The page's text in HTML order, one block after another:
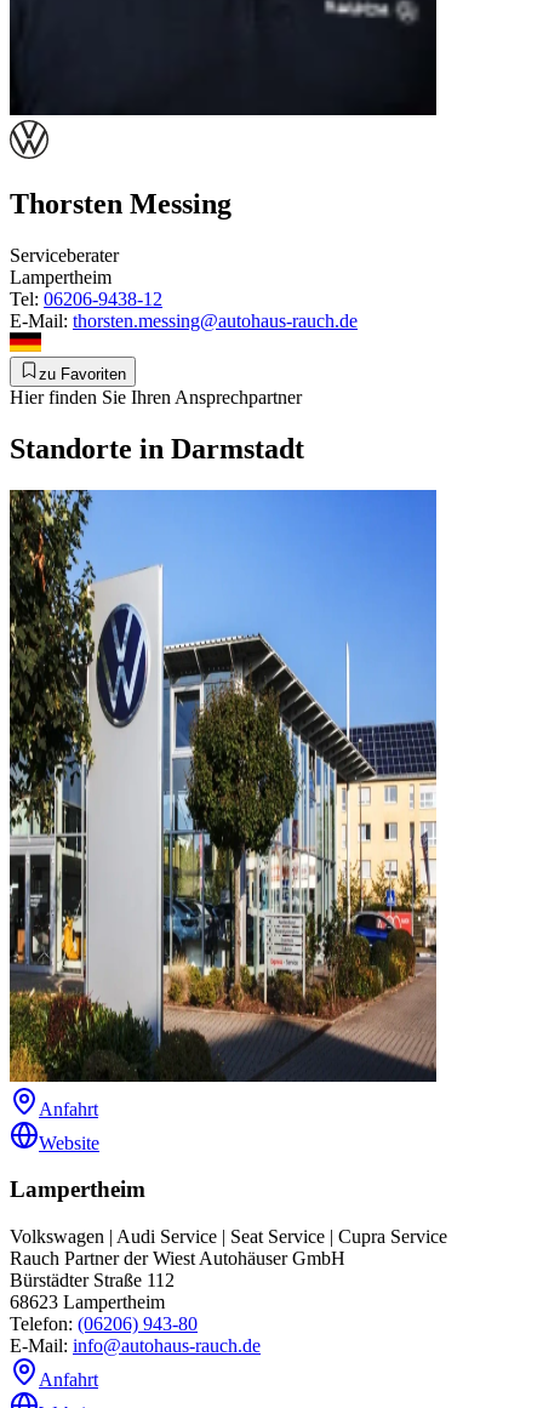
Thorsten Messing
Serviceberater
Lampertheim
Tel: 06206-9438-12
E-Mail: thorsten.messing@autohaus-rauch.de
zu Favoriten
Hier finden Sie Ihren Ansprechpartner
Standorte in Darmstadt
Anfahrt
Website
Lampertheim
Volkswagen | Audi Service | Seat Service | Cupra Service
Rauch Partner der Wiest Autohäuser GmbH
Bürstädter Straße 112
68623 Lampertheim
Telefon: (06206) 943-80
E-Mail: info@autohaus-rauch.de
Anfahrt